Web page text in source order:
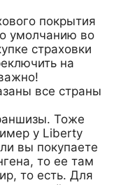
покрытия
умолчанию во
страховки
на
все страны
Тоже
у Liberty
вы покупаете
то ее там
то есть. Для